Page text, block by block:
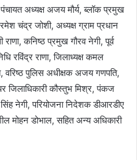
अध्यक्ष अजय मौर्य, ब्लॉक प्रमुख
रमेश चंद्र जोशी, अध्यक्ष ग्राम प्रधान
कनिष्ठ प्रमुख गौरव नेगी, पूर्व
रविंद्र राणा, जिलाध्यक्ष कमल
वरिष्ठ पुलिस अधीक्षक अजय गणपति,
जिलाधिकारी कौस्तुभ मिश्र, पंकज
नेगी, परियोजना निदेशक डीआरडीए
मोहन डोभाल, सहित अन्य अधिकारी